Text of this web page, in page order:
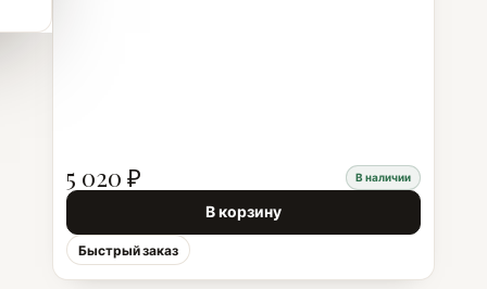
5 020 ₽ В наличии
В корзину
Быстрый заказ